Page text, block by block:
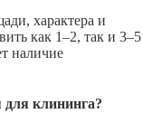
характера и
как 1–2, так и 3–5
наличие
для клининга?